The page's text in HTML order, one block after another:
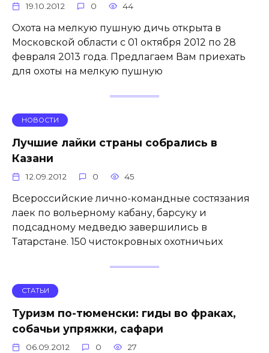
19.10.2012 0 44
Охота на мелкую пушную дичь открыта в
Московской области с 01 октября 2012 по 28
февраля 2013 года. Предлагаем Вам приехать
для охоты на мелкую пушную
НОВОСТИ
Лучшие лайки страны собрались в
Казани
12.09.2012 0 45
Всероссийские лично-командные состязания
лаек по вольерному кабану, барсуку и
подсадному медведю завершились в
Татарстане. 150 чистокровных охотничьих
СТАТЬИ
Туризм по-тюменски: гиды во фраках,
собачьи упряжки, сафари
06.09.2012 0 27